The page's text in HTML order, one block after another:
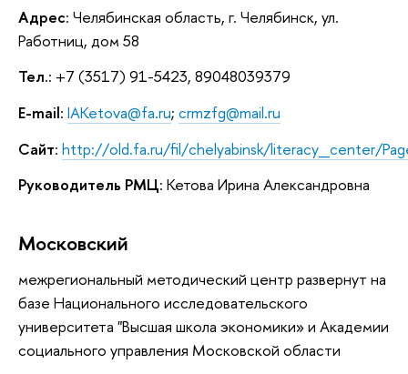
Адрес: Челябинская область, г. Челябинск, ул.
Работниц, дом 58
Тел.: +7 (3517) 91-5423, 89048039379
E-mail: IAKetova@fa.ru; crmzfg@mail.ru
Сайт: http://old.fa.ru/fil/chelyabinsk/literacy_center/
Руководитель РМЦ: Кетова Ирина Александровна
Московский
межрегиональный методический центр развернут на
базе Национального исследовательского
университета "Высшая школа экономики» и Академии
социального управления Московской области